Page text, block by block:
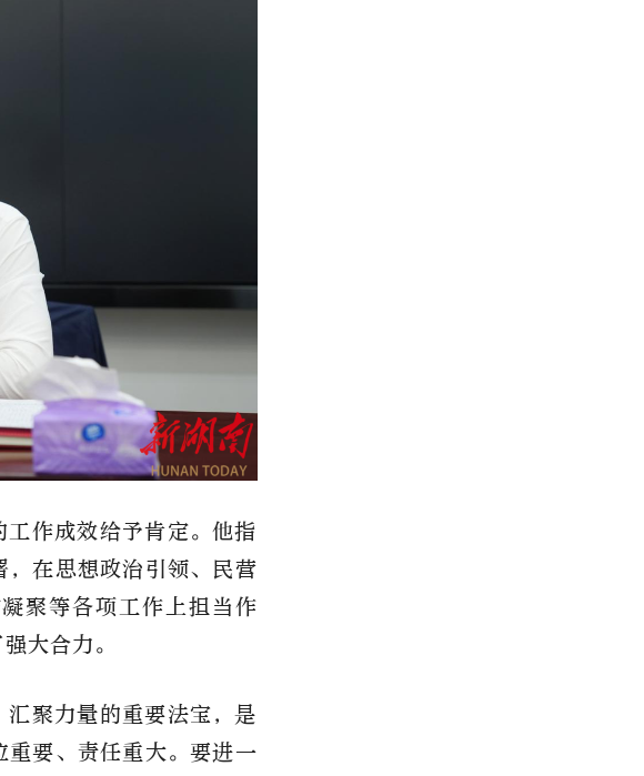
作成效给予肯定。他指
，在思想政治引领、民营
聚等各项工作上担当作
大合力。
聚力量的重要法宝，是
重要、责任重大。要进一